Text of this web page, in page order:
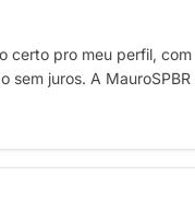
certo pro meu perfil,
juros. A